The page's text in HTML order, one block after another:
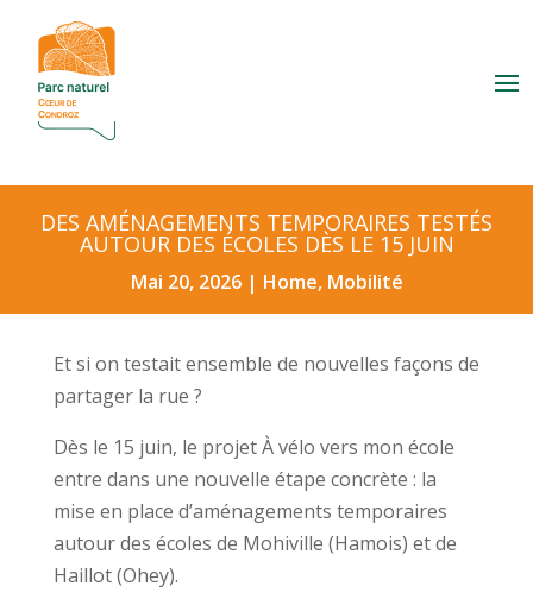
DES AMÉNAGEMENTS TEMPORAIRES TESTÉS
AUTOUR DES ÉCOLES DÈS LE 15 JUIN
Mai 20, 2026| Home, Mobilité
Et si on testait ensemble de nouvelles façons de
partager la rue ?
Dès le 15 juin, le projet À vélo vers mon école
entre dans une nouvelle étape concrète : la
mise en place d’aménagements temporaires
autour des écoles de Mohiville (Hamois) et de
Haillot (Ohey).